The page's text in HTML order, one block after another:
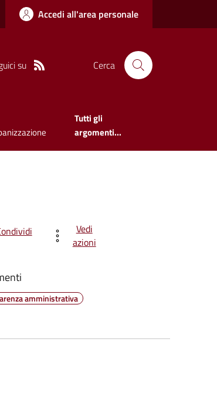
Accedi all'area personale
su Cerca
Tutti gli
argomenti...
Vedi
azioni
amministrativa